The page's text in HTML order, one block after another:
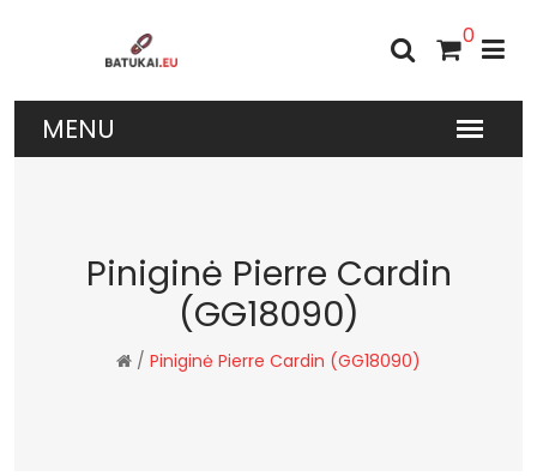
0
Piniginė Pierre Cardin
(GG18090)
/ Piniginė Pierre Cardin (GG18090)